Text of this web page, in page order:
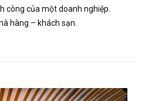
công của một doanh nghiệp.
hàng – khách sạn.